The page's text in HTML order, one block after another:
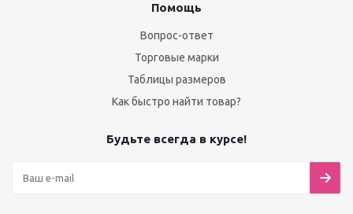
Помощь
Вопрос-ответ
Торговые марки
Таблицы размеров
Как быстро найти товар?
Будьте всегда в курсе!